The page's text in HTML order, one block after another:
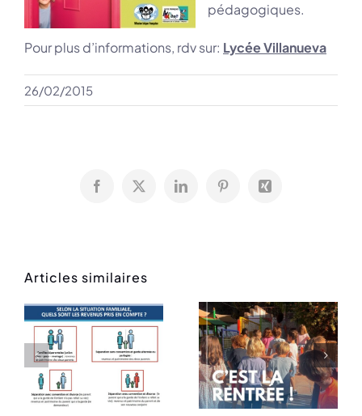
pédagogiques.
Pour plus d’informations, rdv sur: Lycée Villanueva
26/02/2015
Facebook
X LinkedInPinterestXing
Articles similaires
Rentrée
des
classes
Message
de rentrée